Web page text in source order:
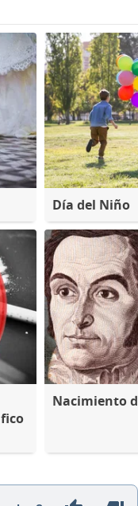
Día del Niño
Nacimiento